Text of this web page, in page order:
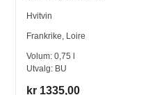
Hvitvin
Frankrike, Loire
Volum:0,75
Utvalg: BU
kr 1335,00